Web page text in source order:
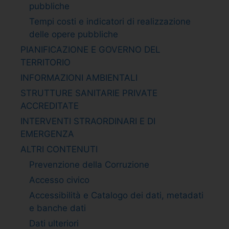
pubbliche
Tempi costi e indicatori di realizzazione
delle opere pubbliche
PIANIFICAZIONE E GOVERNO DEL
TERRITORIO
INFORMAZIONI AMBIENTALI
STRUTTURE SANITARIE PRIVATE
ACCREDITATE
INTERVENTI STRAORDINARI E DI
EMERGENZA
ALTRI CONTENUTI
Prevenzione della Corruzione
Accesso civico
Accessibilità e Catalogo dei dati, metadati
e banche dati
Dati ulteriori